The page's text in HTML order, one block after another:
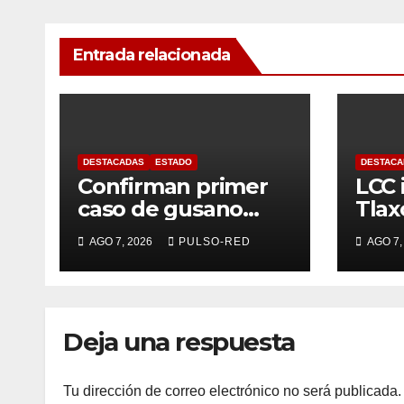
Entrada relacionada
DESTACADAS ESTADO
Confirman primer
caso de gusano
barrenador en
humano en
Tlaxcala
AGO 7, 2026 PULSO-RED
tasa
país
AGO
Deja una respuesta
Tu dirección de correo electrónico no será publicada.